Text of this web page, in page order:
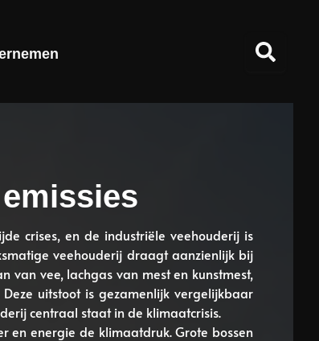
crises, en de industriële veehouderij is
veehouderij draagt ​​aanzienlijk bij
vee, lachgas van mest en kunstmest,
uitstoot is gezamenlijk vergelijkbaar
centraal staat in de klimaatcrisis.
en energie de klimaatdruk. Grote bossen